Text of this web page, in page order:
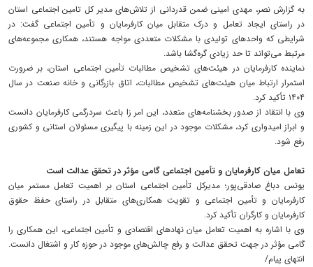
به گزارش نصر، مهدی امینی ضمن قدردانی از تلاش‌های مدیر کل تامین اجتماعی استان
در راستای ایجاد تعامل و درک متقابل میان کارفرمایان و تأمین اجتماعی گفت: در
شرایطی که واحدهای تولیدی با مشکلات متعددی مواجه هستند، همکاری مجموعه‌های
مرتبط می‌تواند تا حد زیادی گره‌گشا باشد.
نماینده کارفرمایان در هیئت‌های تشخیص مطالبات تأمین اجتماعی استان، بر ضرورت
استمرار ارتباط میان هیئت‌های تشخیص مطالبات، اتاق بازرگانی و خانه صنعت در سال
۱۴۰۴ تأکید کرد.
وی با انتقاد از صدور بخشنامه‌های متعدد، این امر زا باعث سردرگمی کارفرمایان دانست
و ابراز امیدواری کرد، مشکلات موجود در این زمینه با پیگیری مسئولان استانی و کشوری
رفع شود.
تعامل میان کارفرمایان و تأمین اجتماعی گامی مؤثر در تحقق عدالت است
یونس دباغ صادقی‌پور؛ مدیرکل تأمین اجتماعی استان بر اهمیت تعامل مستمر میان
کارفرمایان و تأمین اجتماعی و تقویت همکاری‌های متقابل در راستای حفظ حقوق
کارفرمایان و کارگران تأکید کرد.
وی با اشاره به اهمیت تعامل میان نهادهای اقتصادی و تأمین اجتماعی، این همکاری را
گامی مؤثر در جهت تحقق عدالت و رفع چالش‌های موجود در حوزه کار و اشتغال دانست.
انتهای پیام/